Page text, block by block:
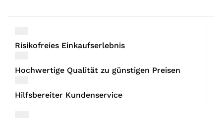
Risikofreies Einkaufserlebnis
Hochwertige Qualität zu günstigen Preisen
Hilfsbereiter Kundenservice